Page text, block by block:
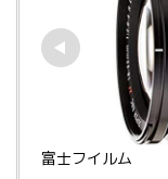
富士フイルム